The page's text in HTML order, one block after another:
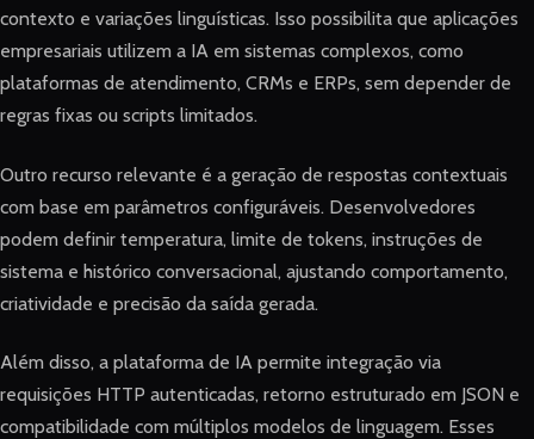
contexto e variações linguísticas. Isso possibilita que aplicações
empresariais utilizem a IA em sistemas complexos, como
plataformas de atendimento, CRMs e ERPs, sem depender de
regras fixas ou scripts limitados.
Outro recurso relevante é a geração de respostas contextuais
com base em parâmetros configuráveis. Desenvolvedores
podem definir temperatura, limite de tokens, instruções de
sistema e histórico conversacional, ajustando comportamento,
criatividade e precisão da saída gerada.
Além disso, a plataforma de IA permite integração via
requisições HTTP autenticadas, retorno estruturado em JSON e
compatibilidade com múltiplos modelos de linguagem. Esses